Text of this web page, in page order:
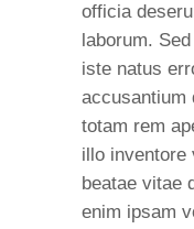
officia
laborum.
iste natus
accusantium
totam rem
illo inventore
beatae vitae
enim ipsam